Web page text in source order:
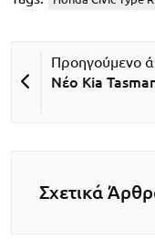
Νέο Kia
Σχετικά